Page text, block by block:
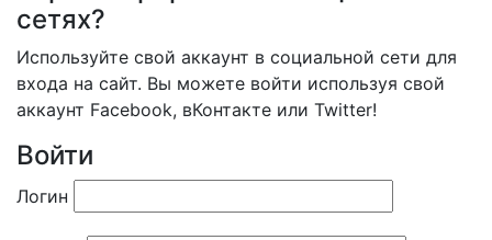
сетях?
Используйте свой аккаунт в социальной сети для
входа на сайт. Вы можете войти используя свой
аккаунт Facebook, вКонтакте или Twitter!
Войти
Логин